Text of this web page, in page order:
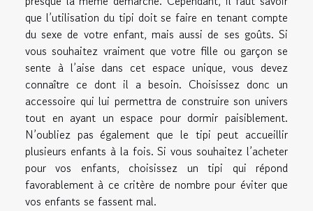
que l’utilisation du tipi doit se faire en tenant compte
du sexe de votre enfant, mais aussi de ses goûts. Si
vous souhaitez vraiment que votre fille ou garçon se
sente à l’aise dans cet espace unique, vous devez
connaître ce dont il a besoin. Choisissez donc un
accessoire qui lui permettra de construire son univers
tout en ayant un espace pour dormir paisiblement.
N’oubliez pas également que le tipi peut accueillir
plusieurs enfants à la fois. Si vous souhaitez l’acheter
pour vos enfants, choisissez un tipi qui répond
favorablement à ce critère de nombre pour éviter que
vos enfants se fassent mal.